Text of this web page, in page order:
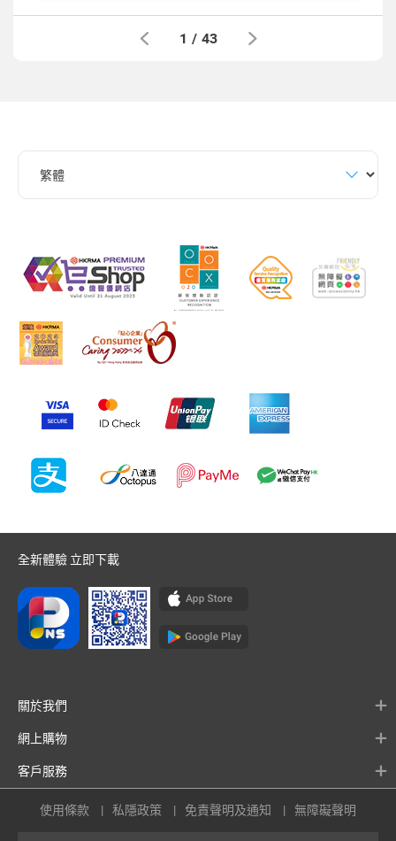
1 / 43
全新體驗 立即下載
關於我們
網上購物
客戶服務
使用條款 私隱政策 免責聲明及通知 無障礙聲明